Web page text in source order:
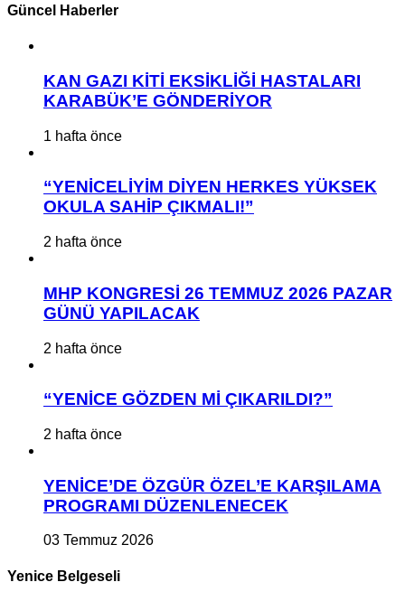
Güncel Haberler
KAN GAZI KİTİ EKSİKLİĞİ HASTALARI
KARABÜK’E GÖNDERİYOR
1 hafta önce
“YENİCELİYİM DİYEN HERKES YÜKSEK
OKULA SAHİP ÇIKMALI!”
2 hafta önce
MHP KONGRESİ 26 TEMMUZ 2026 PAZAR
GÜNÜ YAPILACAK
2 hafta önce
“YENİCE GÖZDEN Mİ ÇIKARILDI?”
2 hafta önce
YENİCE’DE ÖZGÜR ÖZEL’E KARŞILAMA
PROGRAMI DÜZENLENECEK
03 Temmuz 2026
Yenice Belgeseli